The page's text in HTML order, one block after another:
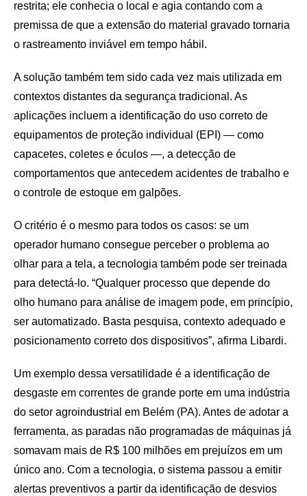
restrita; ele conhecia o local e agia contando com a
premissa de que a extensão do material gravado tornaria
o rastreamento inviável em tempo hábil.
A solução também tem sido cada vez mais utilizada em
contextos distantes da segurança tradicional. As
aplicações incluem a identificação do uso correto de
equipamentos de proteção individual (EPI) — como
capacetes, coletes e óculos —, a detecção de
comportamentos que antecedem acidentes de trabalho e
o controle de estoque em galpões.
O critério é o mesmo para todos os casos: se um
operador humano consegue perceber o problema ao
olhar para a tela, a tecnologia também pode ser treinada
para detectá-lo. “Qualquer processo que depende do
olho humano para análise de imagem pode, em princípio,
ser automatizado. Basta pesquisa, contexto adequado e
posicionamento correto dos dispositivos”, afirma Libardi.
Um exemplo dessa versatilidade é a identificação de
desgaste em correntes de grande porte em uma indústria
do setor agroindustrial em Belém (PA). Antes de adotar a
ferramenta, as paradas não programadas de máquinas já
somavam mais de R$ 100 milhões em prejuízos em um
único ano. Com a tecnologia, o sistema passou a emitir
alertas preventivos a partir da identificação de desvios